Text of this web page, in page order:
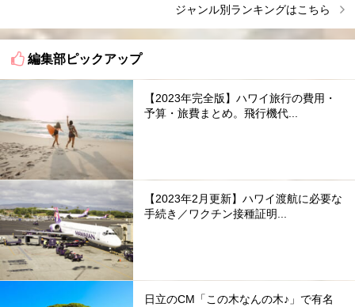
ジャンル別ランキングはこちら
編集部ピックアップ
【2023年完全版】ハワイ旅行の費用・
予算・旅費まとめ。飛行機代...
【2023年2月更新】ハワイ渡航に必要な
手続き／ワクチン接種証明...
日立のCM「この木なんの木♪」で有名